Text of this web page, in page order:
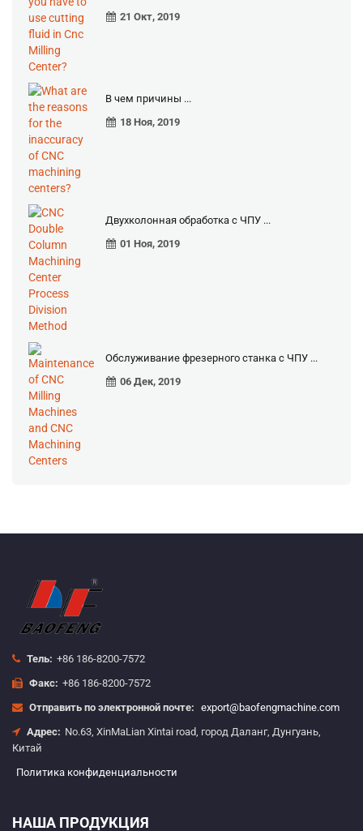
21 Окт, 2019
В чем причины ...
18 Ноя, 2019
Двухколонная обработка с ЧПУ ...
01 Ноя, 2019
Обслуживание фрезерного станка с ЧПУ ...
06 Дек, 2019
Тель: +86 186-8200-7572
Факс: +86 186-8200-7572
Отправить по электронной почте: export@baofengmachine.com
Адрес: No.63, XinMaLian Xintai road, город Даланг, Дунгуань,
Китай
Политика конфиденциальности
НАША ПРОДУКЦИЯ